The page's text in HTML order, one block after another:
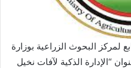
لمركز البحوث الزراعية بوزارة
“الإدارة الذكية لآفات نخيل